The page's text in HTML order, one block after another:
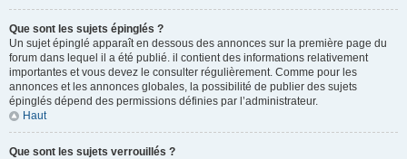
Que sont les sujets épinglés ?
Un sujet épinglé apparaît en dessous des annonces sur la première page du
forum dans lequel il a été publié. il contient des informations relativement
importantes et vous devez le consulter régulièrement. Comme pour les
annonces et les annonces globales, la possibilité de publier des sujets
épinglés dépend des permissions définies par l’administrateur.
Haut
Que sont les sujets verrouillés ?